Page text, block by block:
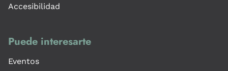
Accesibilidad
Puede interesarte
Eventos